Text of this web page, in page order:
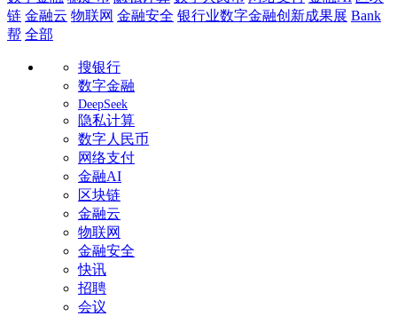
链 金融云 物联网 金融安全 银行业数字金融创新成果展 Bank
帮 全部
搜银行
数字金融
DeepSeek
隐私计算
数字人民币
网络支付
金融AI
区块链
金融云
物联网
金融安全
快讯
招聘
会议